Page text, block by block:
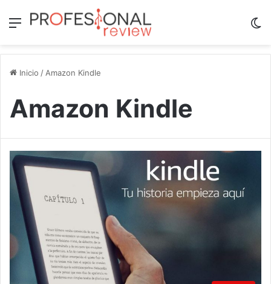
Menú
Inicio /Amazon Kindle
Amazon Kindle